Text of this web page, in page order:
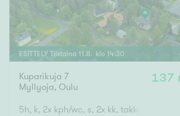
ESITTELY Tiistaina 11 .8. klo 14:30
Kuparikuja 7
Myllyoja, Oulu
137
5h, k, 2x kph/wc, s, 2x kk, takkah., vh,